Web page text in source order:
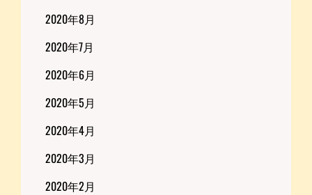
2020年8月
2020年7月
2020年6月
2020年5月
2020年4月
2020年3月
2020年2月